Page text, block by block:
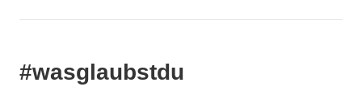
#wasglaubstdu